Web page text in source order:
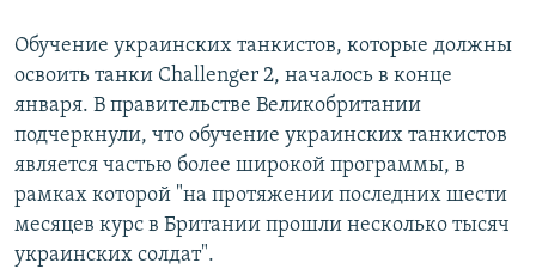
Обучение украинских танкистов, которые должны
освоить танки Challenger 2, началось в конце
января. В правительстве Великобритании
подчеркнули, что обучение украинских танкистов
является частью более широкой программы, в
рамках которой "на протяжении последних шести
месяцев курс в Британии прошли несколько тысяч
украинских солдат".